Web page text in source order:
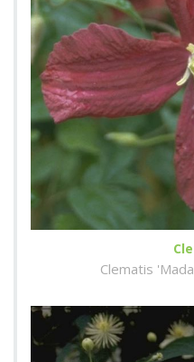
Clematis